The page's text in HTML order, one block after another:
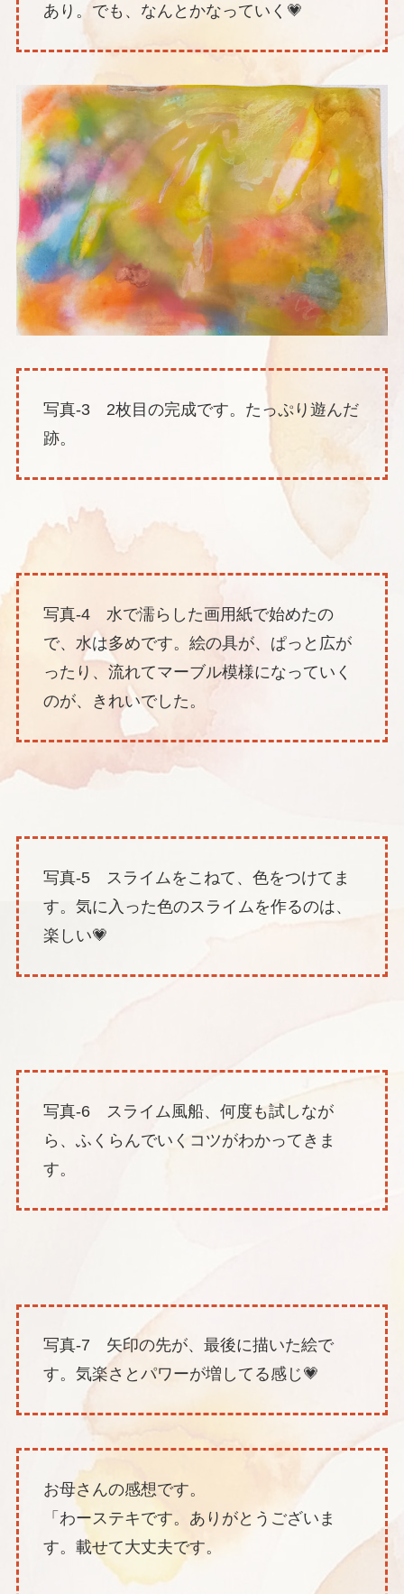
あり。でも、なんとかなっていく💗
写真-3 2枚目の完成です。たっぷり遊んだ
跡。
写真-4 水で濡らした画用紙で始めたの
で、水は多めです。絵の具が、ぱっと広が
ったり、流れてマーブル模様になっていく
のが、きれいでした。
写真-5 スライムをこねて、色をつけてま
す。気に入った色のスライムを作るのは、
楽しい💗
写真-6 スライム風船、何度も試しなが
ら、ふくらんでいくコツがわかってきま
す。
写真-7 矢印の先が、最後に描いた絵で
す。気楽さとパワーが増してる感じ💗
お母さんの感想です。
「わーステキです。ありがとうございま
す。載せて大丈夫です。